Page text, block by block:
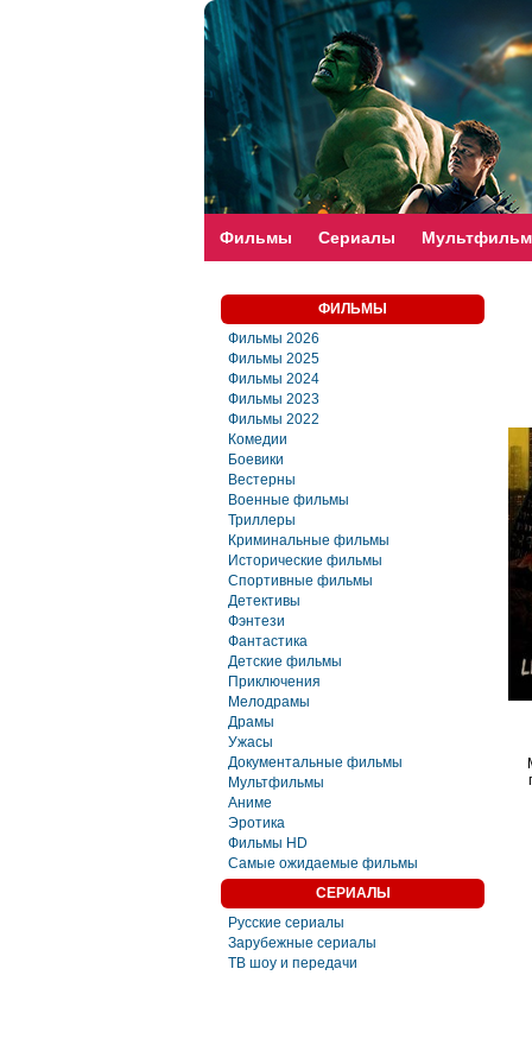
faste-torrent.com
Фильмы Сериалы
ФИЛЬМЫ
Фильмы 2026
Фильмы 2025
Фильмы 2024
Фильмы 2023
Фильмы 2022
Комедии
Боевики
Вестерны
Военные фильмы
Триллеры
Криминальные фильмы
Исторические фильмы
Спортивные фильмы
Детективы
Фэнтези
Фaнтастика
Детские фильмы
Приключения
Мелодрамы
Драмы
Ужасы
Документальные фильмы
Мультфильмы
Аниме
Эротика
Фильмы HD
Самые ожидаемые фильмы
СЕРИАЛЫ
Русские сериалы
Зарубежные сериалы
ТВ шоу и передачи